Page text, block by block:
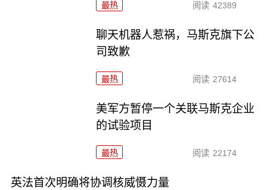
最热 阅读 42389
聊天机器人惹祸，马斯克旗下公
司致歉
最热 阅读 27614
美军方暂停一个关联马斯克企业
的试验项目
最热 阅读 22174
英法首次明确将协调核威慑力量